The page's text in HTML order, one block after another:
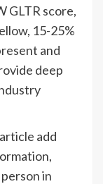
GLTR score,
15-25%
and
deep
add
in